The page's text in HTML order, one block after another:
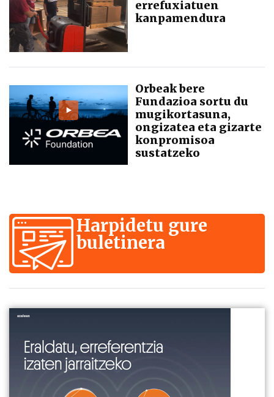
errefuxiatuen
kanpamendura
Orbeak bere
Fundazioa sortu du
mugikortasuna,
ongizatea eta gizarte
konpromisoa
sustatzeko
Harpidetu gure
buletinera